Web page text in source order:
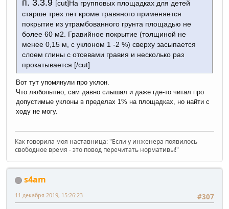
п. 3.3.9 [cut]На групповых площадках для детей
старше трех лет кроме травяного применяется
покрытие из утрамбованного грунта площадью не
более 60 м2. Гравийное покрытие (толщиной не
менее 0,15 м, с уклоном 1 -2 %) сверху засыпается
слоем глины с отсевами гравия и несколько раз
прокатывается.[/cut]
Вот тут упомянули про уклон.
Что любопытно, сам давно слышал и даже где-то читал про
допустимые уклоны в пределах 1% на площадках, но найти с
ходу не могу.
Как говорила моя наставница: "Если у инженера появилось
свободное время - это повод перечитать нормативы!"
s4am
#307
11 декабря 2019, 15:26:23